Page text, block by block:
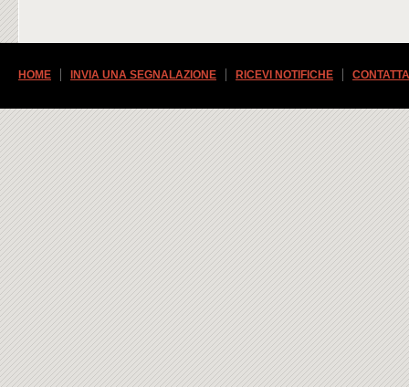
HOME INVIA UNA SEGNALAZIONE RICEVI NOTIFICHE